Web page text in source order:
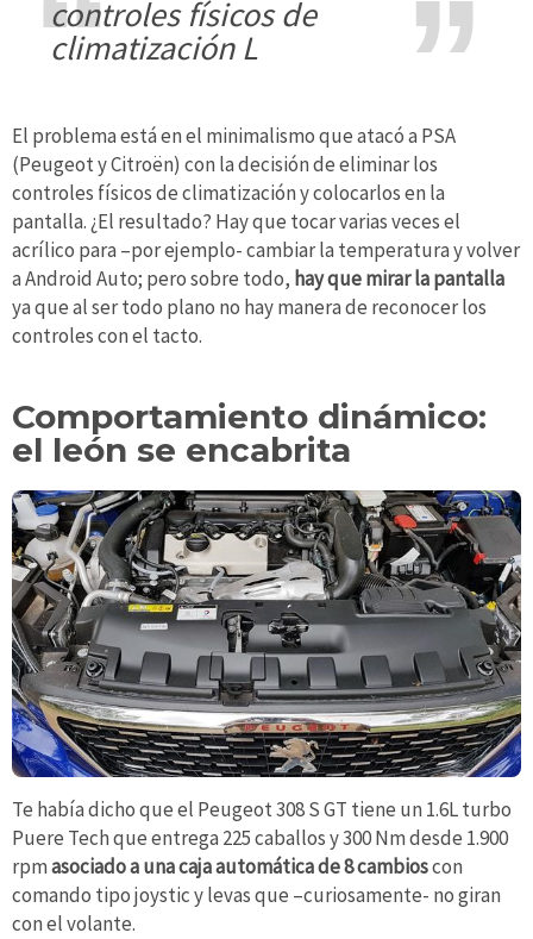
controles físicos de
climatizaciónL
El problema está en el minimalismo que atacó a PSA
(Peugeot y Citroën) con la decisión de eliminar los
controles físicos de climatización y colocarlos en la
pantalla. ¿El resultado? Hay que tocar varias veces el
acrílico para –por ejemplo- cambiar la temperatura y volver
a Android Auto; pero sobre todo, hay que mirar la pantalla
ya que al ser todo plano no hay manera de reconocer los
controles con el tacto.
Comportamiento dinámico:
el león se encabrita
Te había dicho que el Peugeot 308 S GT tiene un 1.6L turbo
Puere Tech que entrega 225 caballos y 300 Nm desde 1.900
rpmasociado a una caja automática de 8 cambioscon
comando tipo joystic y levas que –curiosamente- no giran
con el volante.